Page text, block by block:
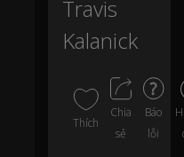
ut
e
fu
tu
re
Travis
Kalanick
Thích
Chia
sẻ
Báo
lỗi